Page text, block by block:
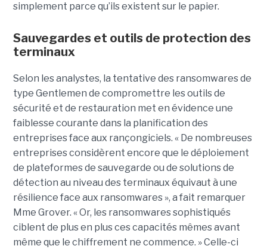
simplement parce qu’ils existent sur le papier.
Sauvegardes et outils de protection des
terminaux
Selon les analystes, la tentative des ransomwares de
type Gentlemen de compromettre les outils de
sécurité et de restauration met en évidence une
faiblesse courante dans la planification des
entreprises face aux rançongiciels. « De nombreuses
entreprises considèrent encore que le déploiement
de plateformes de sauvegarde ou de solutions de
détection au niveau des terminaux équivaut à une
résilience face aux ransomwares », a fait remarquer
Mme Grover. « Or, les ransomwares sophistiqués
ciblent de plus en plus ces capacités mêmes avant
même que le chiffrement ne commence. » Celle-ci